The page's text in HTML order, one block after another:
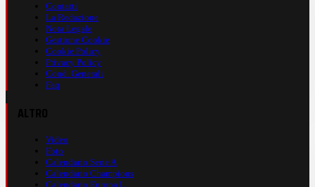
Contatti
La Redazione
Nota Legale
Gestione Cookie
Cookie Policy
Privacy Policy
Cond. Generali
Faq
Video
Foto
Calendario Serie A
Calendario Champions
Calendario Europa L.